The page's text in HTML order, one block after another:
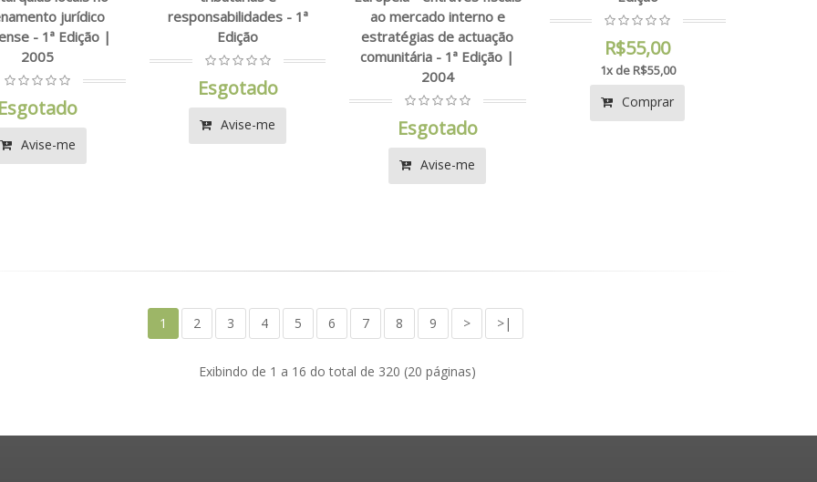
jurídico
- 1ª Edição |
2005
Esgotado
Avise-me
responsabilidades - 1ª
Edição
Esgotado
Avise-me
ao mercado interno e
estratégias de actuação
comunitária - 1ª Edição |
2004
Esgotado
Avise-me
R$55,00
1x de R$55,00
Comprar
1 2 3 4 5 6 7 8 9 > >|
Exibindo de 1 a 16 do total de 320 (20 páginas)